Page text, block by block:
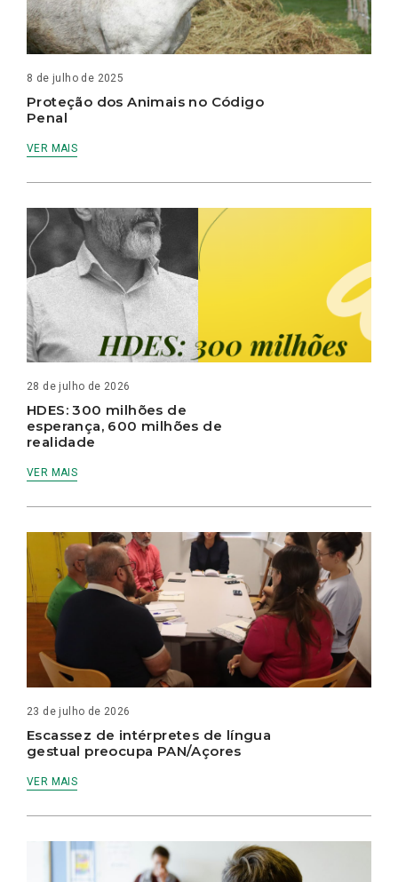
8 de julho de 2025
Proteção dos Animais no Código
Penal
VER MAIS
28 de julho de 2026
HDES: 300 milhões de
esperança, 600 milhões de
realidade
VER MAIS
23 de julho de 2026
Escassez de intérpretes de língua
gestual preocupa PAN/Açores
VER MAIS